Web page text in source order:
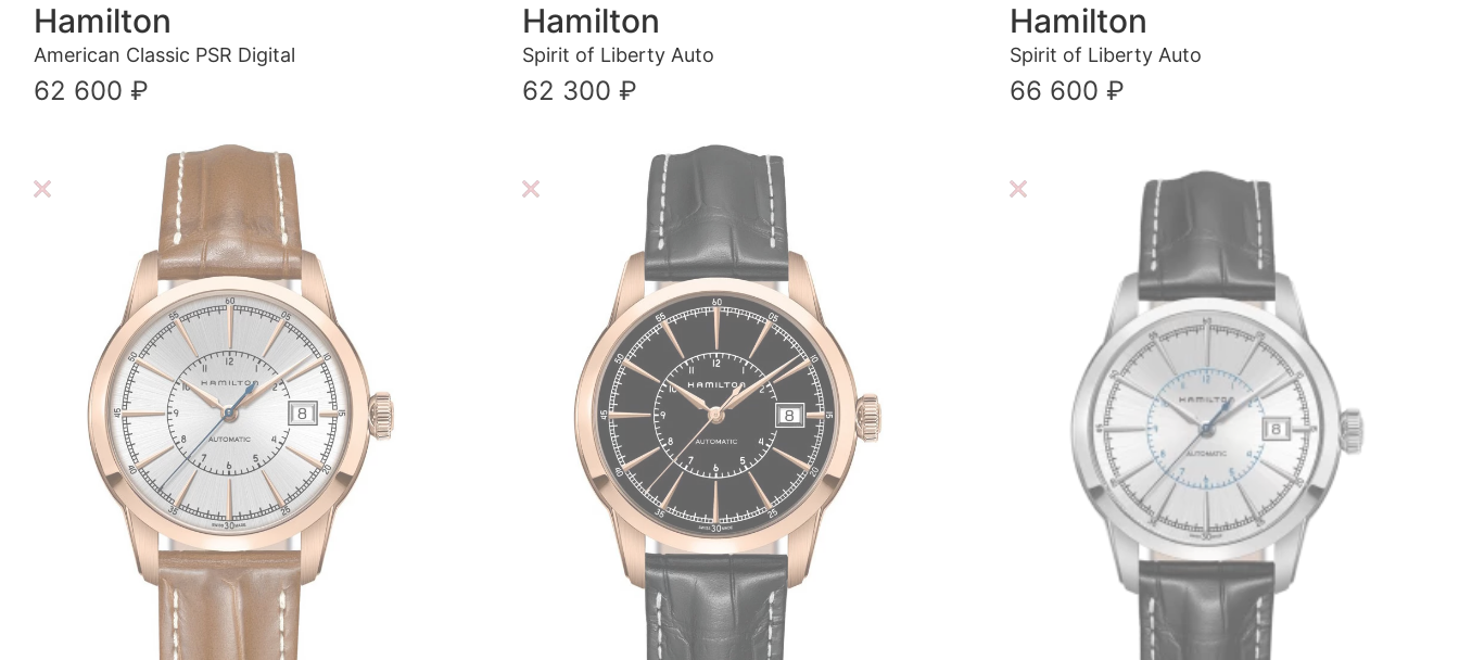
Hamilton
American Classic PSR Digital
62 600 ₽
Hamilton
Spirit of Liberty Auto
62 300 ₽
Hamilton
Spirit of Liberty Auto
66 600 ₽